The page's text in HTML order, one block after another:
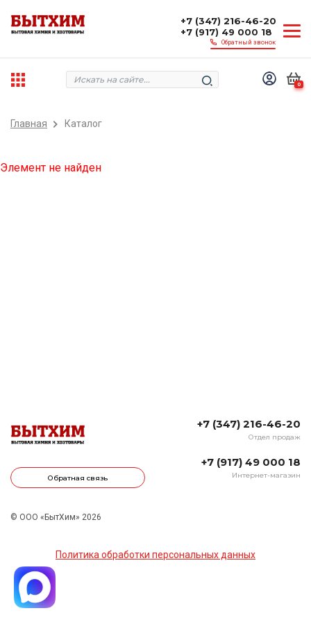
+7 (347) 216-46-20
+7 (917) 49 000 18
Обратный звонок
0
Главная Каталог
Элемент не найден
Обратная связь
+7 (347) 216-46-20
Отдел продаж
+7 (917) 49 000 18
Интернет-магазин
© ООО «БытХим» 2026
Политика обработки персональных данных